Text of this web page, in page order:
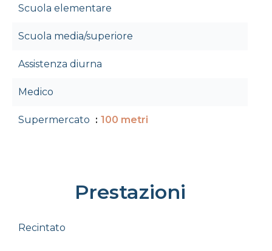
Scuola elementare
Scuola media/superiore
Assistenza diurna
Medico
Supermercato 100 metri
Prestazioni
Recintato